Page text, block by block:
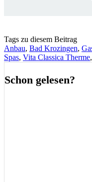
Tags zu diesem Beitrag
Anbau, Bad Krozingen,
Spas, Vita Classica Therme,
Schon gelesen?